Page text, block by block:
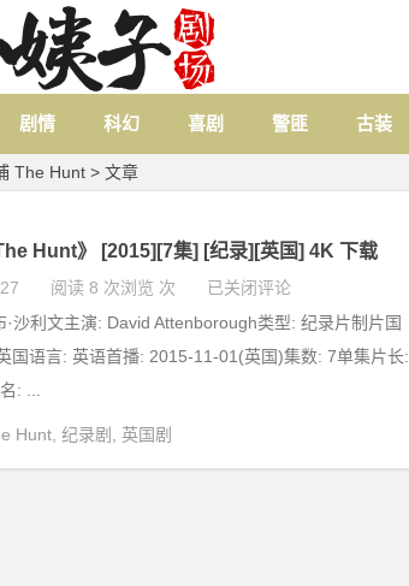
剧情 科幻 喜剧 警匪 古装
The Hunt > 文章
Hunt》 [2015][7集] [纪录][英国] 4K 下载
27 阅读 8 次浏览 次 已关闭评论
·沙利文主演: David Attenborough类型: 纪录片制片国
国语言: 英语首播: 2015-11-01(英国)集数: 7单集片长:
: ...
Hunt 纪录剧 英国剧